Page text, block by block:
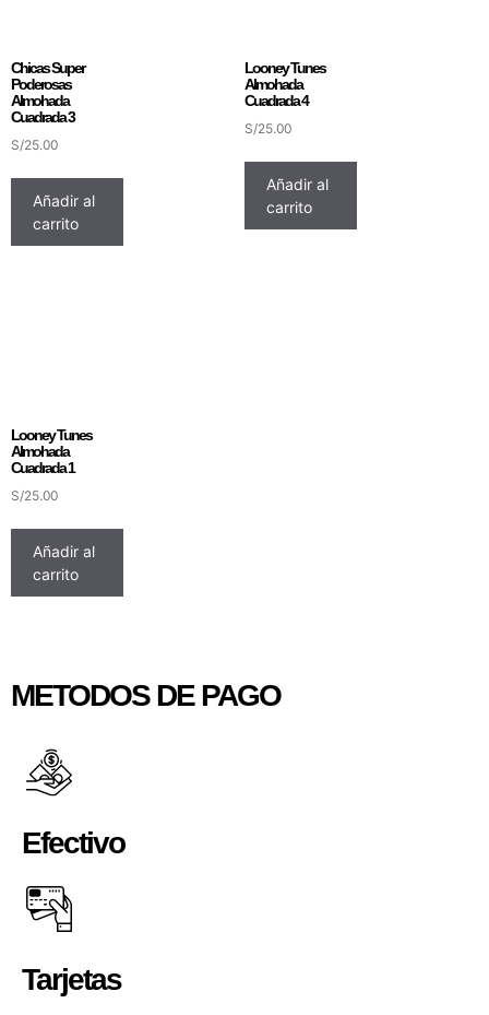
Chicas Super
Poderosas
Almohada
Cuadrada 3
S/25.00
Añadir al
carrito
Looney Tunes
Almohada
Cuadrada 4
S/25.00
Añadir al
carrito
Looney Tunes
Almohada
Cuadrada 1
S/25.00
Añadir al
carrito
METODOS DE PAGO
Efectivo
Tarjetas